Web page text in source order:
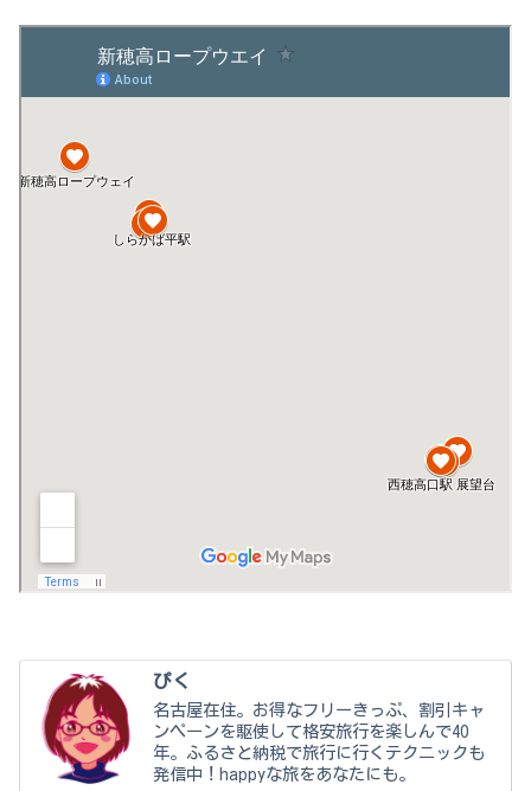
ぴく
名古屋在住。お得なフリーきっぷ、割引キャ
ンペーンを駆使して格安旅行を楽しんで40
年。ふるさと納税で旅行に行くテクニックも
発信中！happyな旅をあなたにも。